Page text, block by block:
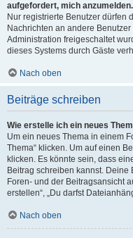
aufgefordert, mich anzumelden.
Nur registrierte Benutzer dürfen
Nachrichten an andere
Administration freigeschaltet
dieses Systems durch Gäste
Nach oben
Beiträge schreiben
Wie erstelle ich ein neues
Um ein neues Thema in einem
Thema“ klicken. Um auf einen
klicken. Es könnte sein, dass
Beitrag schreiben kannst.
Foren- und der Beitragsansicht
erstellen“, „Du darfst
Nach oben